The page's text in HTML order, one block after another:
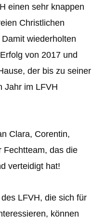
einen sehr knappen
Christlichen
wiederholten
von 2017 und
der bis zu seiner
Jahr im LFVH
Clara, Corentin,
Fechtteam, das die
verteidigt hat!
LFVH, die sich für
können